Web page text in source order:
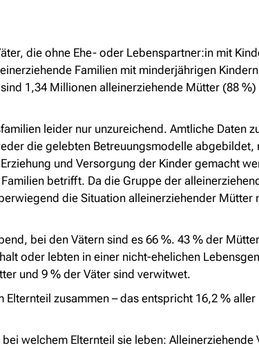
die ohne Ehe- oder Lebenspartner:in mit
Familien mit minderjährigen
1,34 Millionen alleinerziehende Mütter (88
leider nur unzureichend. Amtliche Daten
die gelebten Betreuungsmodelle abgebildet,
und Versorgung der Kinder gemacht
betrifft. Da die Gruppe der
die Situation alleinerziehender Mütter
bei den Vätern sind es 66 %. 43 % der
oder lebten in einer nicht-ehelichen
und 9 % der Väter sind verwitwet.
zusammen – das entspricht 16,2 %
welchem Elternteil sie leben: Alleinerziehende